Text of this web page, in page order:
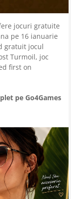
jocuri gratuite
pe 16 ianuarie
gratuit jocul
Turmoil, joc
first on
pe Go4Games